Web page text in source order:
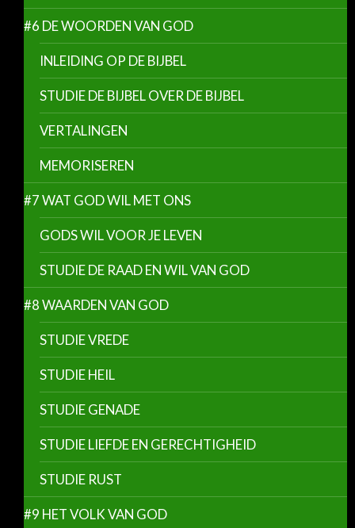
#6 DE WOORDEN VAN GOD
INLEIDING OP DE BIJBEL
STUDIE DE BIJBEL OVER DE BIJBEL
VERTALINGEN
MEMORISEREN
#7 WAT GOD WIL MET ONS
GODS WIL VOOR JE LEVEN
STUDIE DE RAAD EN WIL VAN GOD
#8 WAARDEN VAN GOD
STUDIE VREDE
STUDIE HEIL
STUDIE GENADE
STUDIE LIEFDE EN GERECHTIGHEID
STUDIE RUST
#9 HET VOLK VAN GOD